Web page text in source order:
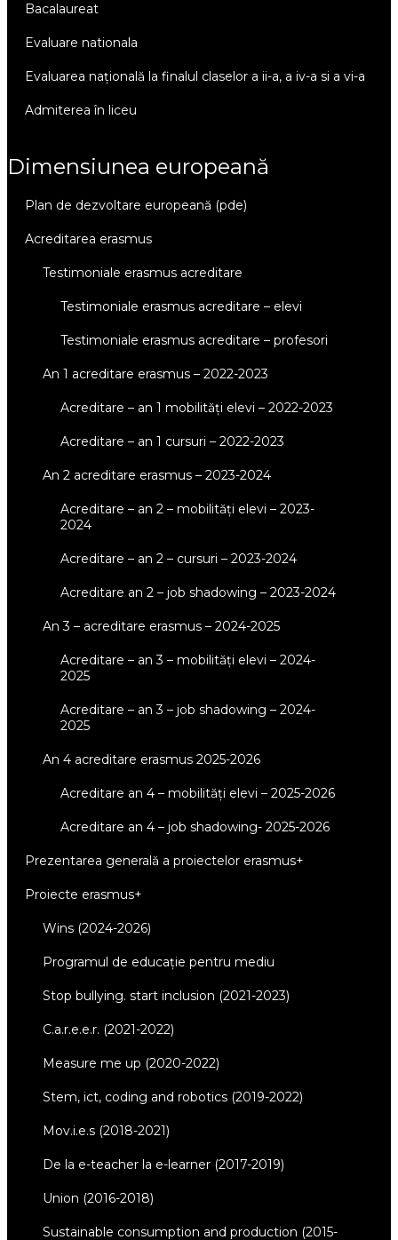
bacalaureat
evaluare nationala
evaluarea națională la finalul claselor a ii-a, a iv-a si a vi-a
admiterea în liceu
dimensiunea europeană
plan de dezvoltare europeană (pde)
acreditarea erasmus
testimoniale erasmus acreditare
testimoniale erasmus acreditare – elevi
testimoniale erasmus acreditare – profesori
an 1 acreditare erasmus – 2022-2023
acreditare – an 1 mobilități elevi – 2022-2023
acreditare – an 1 cursuri – 2022-2023
an 2 acreditare erasmus – 2023-2024
acreditare – an 2 – mobilități elevi – 2023-
2024
acreditare – an 2 – cursuri – 2023-2024
acreditare an 2 – job shadowing – 2023-2024
an 3 – acreditare erasmus – 2024-2025
acreditare – an 3 – mobilități elevi – 2024-
2025
acreditare – an 3 – job shadowing – 2024-
2025
an 4 acreditare erasmus 2025-2026
acreditare an 4 – mobilități elevi – 2025-2026
acreditare an 4 – job shadowing- 2025-2026
prezentarea generală a proiectelor erasmus+
proiecte erasmus+
wins (2024-2026)
programul de educație pentru mediu
stop bullying. start inclusion (2021-2023)
c.a.r.e.e.r. (2021-2022)
measure me up (2020-2022)
stem, ict, coding and robotics (2019-2022)
mov.i.e.s (2018-2021)
de la e-teacher la e-learner (2017-2019)
union (2016-2018)
sustainable consumption and production (2015-